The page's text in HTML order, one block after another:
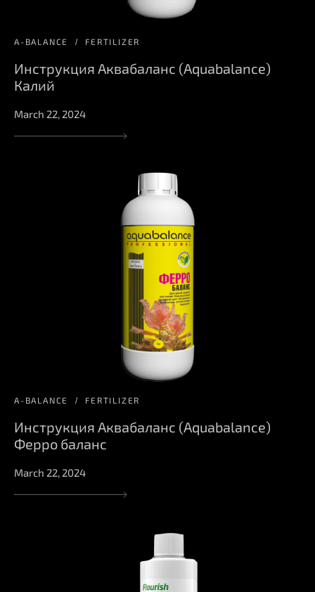
A-BALANCE FERTILIZER
Инструкция Аквабаланс (Aquabalance)
Калий
March 22, 2024
A-BALANCE FERTILIZER
Инструкция Аквабаланс (Aquabalance)
Ферро баланс
March 22, 2024